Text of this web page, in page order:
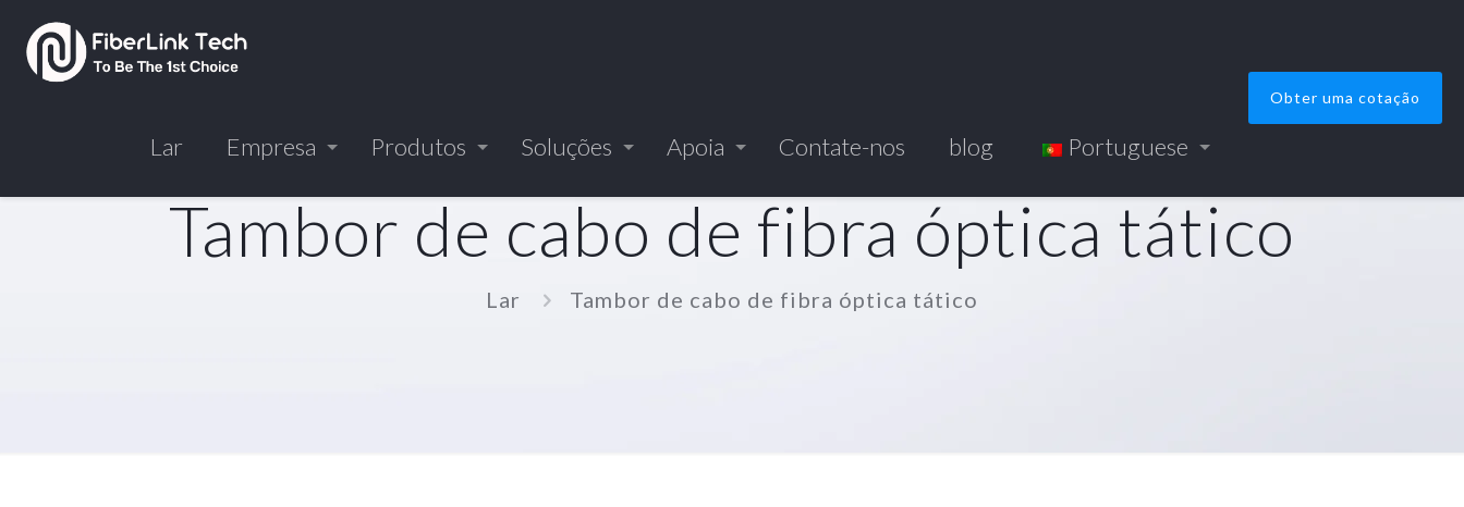
Lar Empresa Produtos Soluções Apoia Contate-nos blog Portuguese
Obter uma cotação
Tambor de cabo de fibra óptica tático
Lar Tambor de cabo de fibra óptica tático